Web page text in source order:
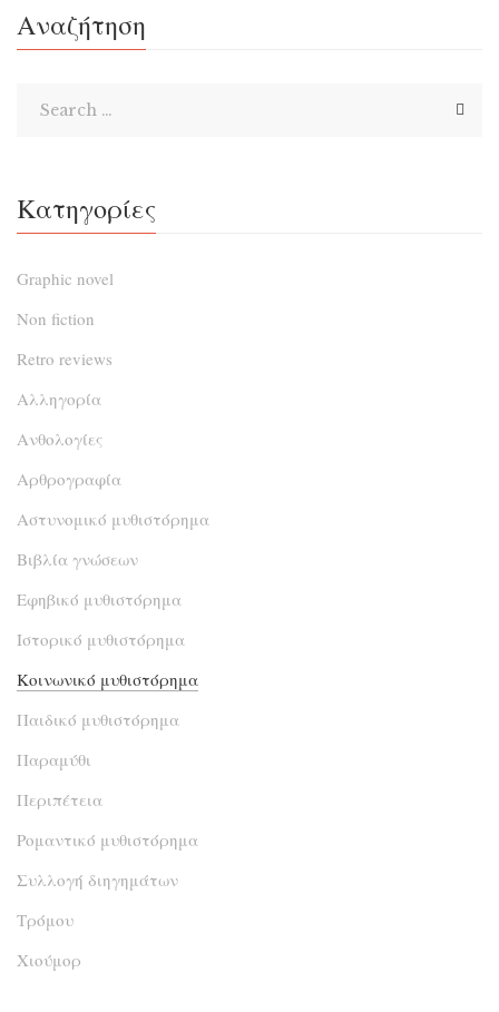
Αναζήτηση
Κατηγορίες
Graphic novel
Non fiction
Retro reviews
Αλληγορία
Ανθολογίες
Αρθρογραφία
Αστυνομικό μυθιστόρημα
Βιβλία γνώσεων
Εφηβικό μυθιστόρημα
Ιστορικό μυθιστόρημα
Κοινωνικό μυθιστόρημα
Παιδικό μυθιστόρημα
Παραμύθι
Περιπέτεια
Ρομαντικό μυθιστόρημα
Συλλογή διηγημάτων
Τρόμου
Χιούμορ